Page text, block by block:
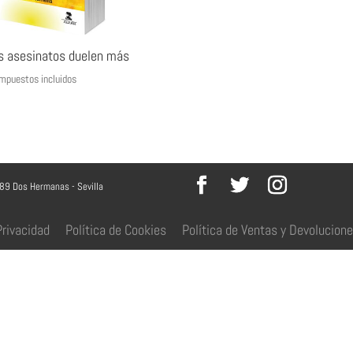
asesinatos duelen más
incluidos
Dos Hermanas - Sevilla
Política de Cookies Política de Ventas y